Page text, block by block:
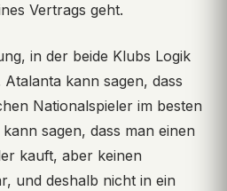
Vertrags geht.
in der beide Klubs Logik
kann sagen, dass
Nationalspieler im besten
sagen, dass man einen
kauft, aber keinen
und deshalb nicht in ein